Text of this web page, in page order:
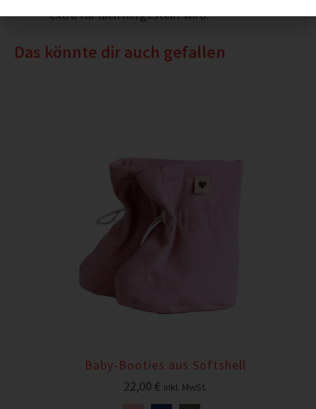
extra für dich hergestellt wird.
Das könnte dir auch gefallen
Baby-Booties aus Softshell
22,00 € inkl. MwSt.